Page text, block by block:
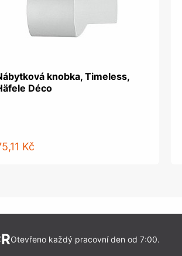
knobka, Timeless,
Déco
Kč
Otevřeno každý pracovní den od 7:00.